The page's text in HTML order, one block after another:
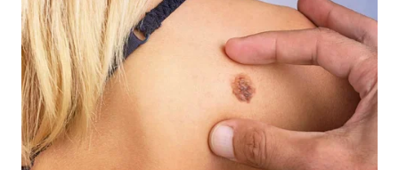
LANGKAT
WN
TAPANULI
SELATAN
WN
TANJUNG